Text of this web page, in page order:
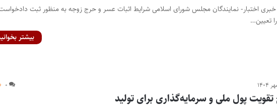
خبری اختبار- نمایندگان مجلس شورای اسلامی شرایط اثبات عسر و حرج زوجه به منظور ثبت
تعیین…
بیشتر
۰
پول ملی و سرمایه‌گذاری برای تولید